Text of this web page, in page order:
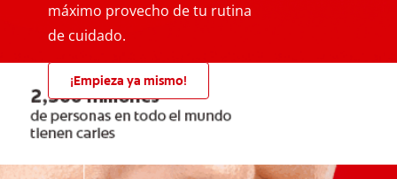
máximo provecho de tu rutina
de cuidado.
¡Empieza ya mismo!